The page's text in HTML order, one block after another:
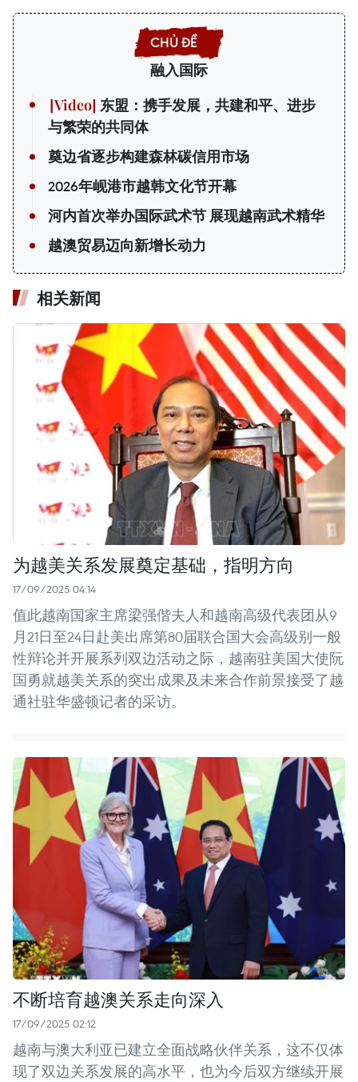
融入国际
东盟：携手发展，共建和平、进步
与繁荣的共同体
奠边省逐步构建森林碳信用市场
2026年岘港市越韩文化节开幕
河内首次举办国际武术节 展现越南武术精华
越澳贸易迈向新增长动力
相关新闻
为越美关系发展奠定基础，指明方向
17/09/2025 04:14
值此越南国家主席梁强偕夫人和越南高级代表团从9
月21日至24日赴美出席第80届联合国大会高级别一般
性辩论并开展系列双边活动之际，越南驻美国大使阮
国勇就越美关系的突出成果及未来合作前景接受了越
通社驻华盛顿记者的采访。
不断培育越澳关系走向深入
17/09/2025 02:12
越南与澳大利亚已建立全面战略伙伴关系，这不仅体
现了双边关系发展的高水平，也为今后双方继续开展